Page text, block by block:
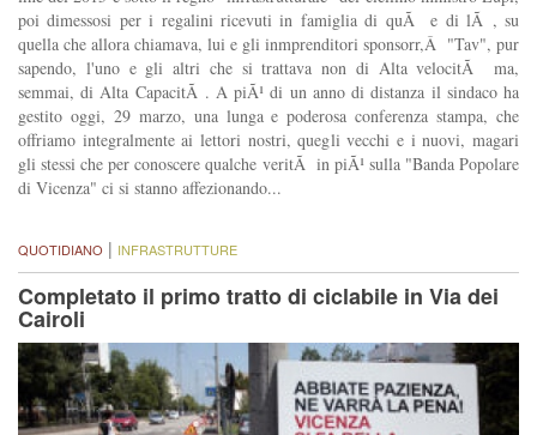
poi dimessosi per i regalini ricevuti in famiglia di quÃ e di lÃ , su
quella che allora chiamava, lui e gli inmprenditori sponsorr,Â "Tav", pur
sapendo, l'uno e gli altri che si trattava non di Alta velocitÃ ma,
semmai, di Alta CapacitÃ . A piÃ¹ di un anno di distanza il sindaco ha
gestito oggi, 29 marzo, una lunga e poderosa conferenza stampa, che
offriamo integralmente ai lettori nostri, quegli vecchi e i nuovi, magari
gli stessi che per conoscere qualche veritÃ in piÃ¹ sulla "Banda Popolare
di Vicenza" ci si stanno affezionando...
QUOTIDIANO | INFRASTRUTTURE
Completato il primo tratto di ciclabile in Via dei
Cairoli